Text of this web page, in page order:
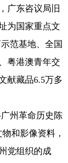
广东咨议局旧
为国家重点文
范基地、全国
粤港澳青年交
献藏品6.5万多
州革命历史陈
和影像资料，
党组织的成